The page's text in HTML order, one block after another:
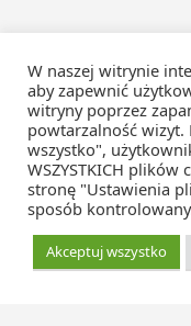
Ostatnie
Jak wybierani
Jakie są
Jakie jest inne
Czy można
Jakie jest 5
W naszej witrynie
aby zapewnić
witryny poprzez
powtarzalność wizyt.
wszystko",
WSZYSTKICH
stronę "Ustawienia
sposób
Akceptuj wszystko